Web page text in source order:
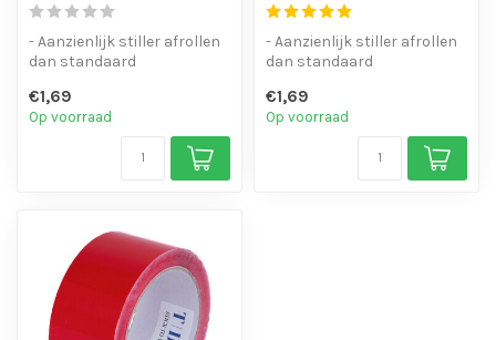
- Aanzienlijk stiller afrollen
dan standaard
- Goede kleefkrach...
€1,69
Op voorraad
- Aanzienlijk stiller afrollen
dan standaard
- Goede kleefkrach...
€1,69
Op voorraad